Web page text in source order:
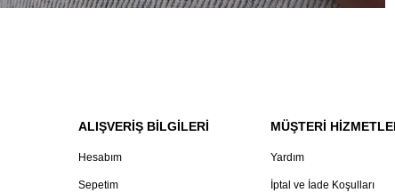
ALIŞVERİŞ BİLGİLERİ
Hesabım
Sepetim
MÜŞTERİ
Yardım
İptal ve İade Koşulları